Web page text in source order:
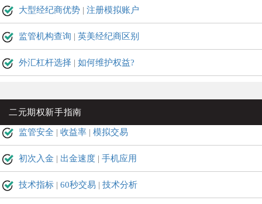
大型经纪商优势 | 注册模拟账户
监管机构查询 | 英美经纪商区别
外汇杠杆选择 | 如何维护权益?
二元期权新手指南
监管安全 | 收益率 | 模拟交易
初次入金 | 出金速度 | 手机应用
技术指标 | 60秒交易 | 技术分析